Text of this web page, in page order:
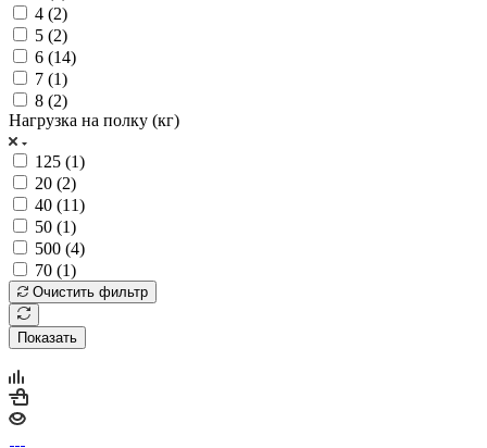
4 (2)
5 (2)
6 (14)
7 (1)
8 (2)
Нагрузка на полку (кг)
125 (1)
20 (2)
40 (11)
50 (1)
500 (4)
70 (1)
Очистить фильтр
Показать